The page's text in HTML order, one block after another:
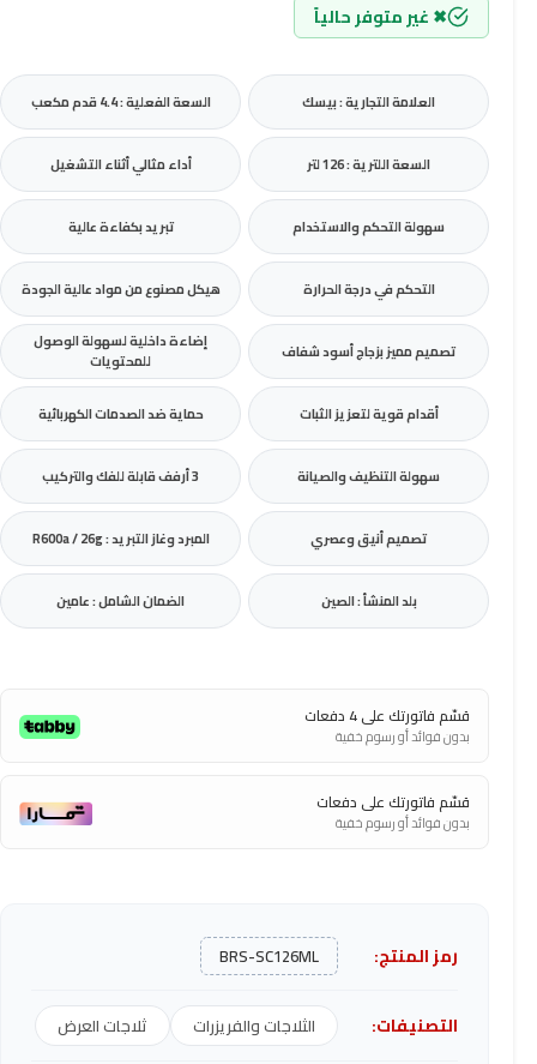
✖ غير متوفر حالياً
العلامة التجارية : بيسك السعة الفعلية : 4.4 قدم مكعب
السعة اللترية : 126 لتر أداء مثالي أثناء التشغيل
سهولة التحكم والاستخدام تبريد بكفاءة عالية
التحكم في درجة الحرارة هيكل مصنوع من مواد عالية الجودة
تصميم مميز بزجاج أسود شفاف
إضاءة داخلية لسهولة الوصول
للمحتويات
أقدام قوية لتعزيز الثبات حماية ضد الصدمات الكهربائية
سهولة التنظيف والصيانة 3 أرفف قابلة للفك والتركيب
تصميم أنيق وعصري المبرد وغاز التبريد : R600a / 26g
بلد المنشأ : الصين الضمان الشامل : عامين
قسّم فاتورتك على 4 دفعات
بدون فوائد أو رسوم خفية
قسّم فاتورتك على دفعات
بدون فوائد أو رسوم خفية
رمز المنتج: BRS-SC126ML
التصنيفات: الثلاجات والفريزرات ثلاجات العرض